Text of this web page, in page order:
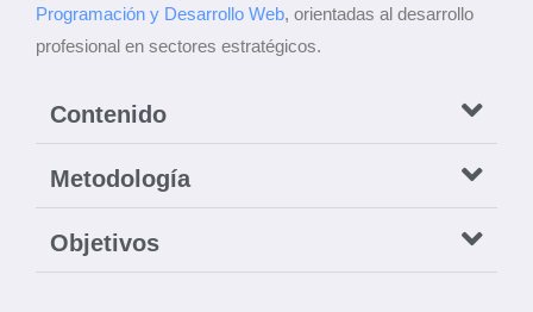
Programación y Desarrollo Web, orientadas al desarrollo
profesional en sectores estratégicos.
Contenido
Metodología
Objetivos